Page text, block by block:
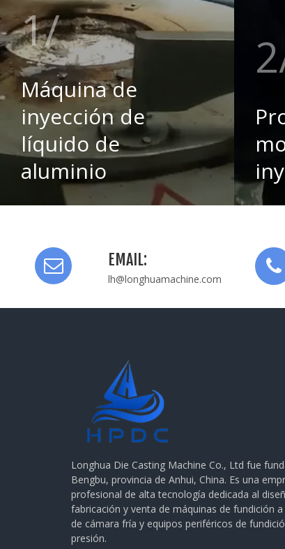
1
Máquina de
inyección de
líquido de
aluminio
2
EMAIL:
lh@longhuamachine.com
Longhua Die Casting Machine Co., Ltd fue
Bengbu, provincia de Anhui, China. Es una
profesional de alta tecnología dedicada al
fabricación y venta de máquinas de fundición
de cámara fría y equipos periféricos de
presión.